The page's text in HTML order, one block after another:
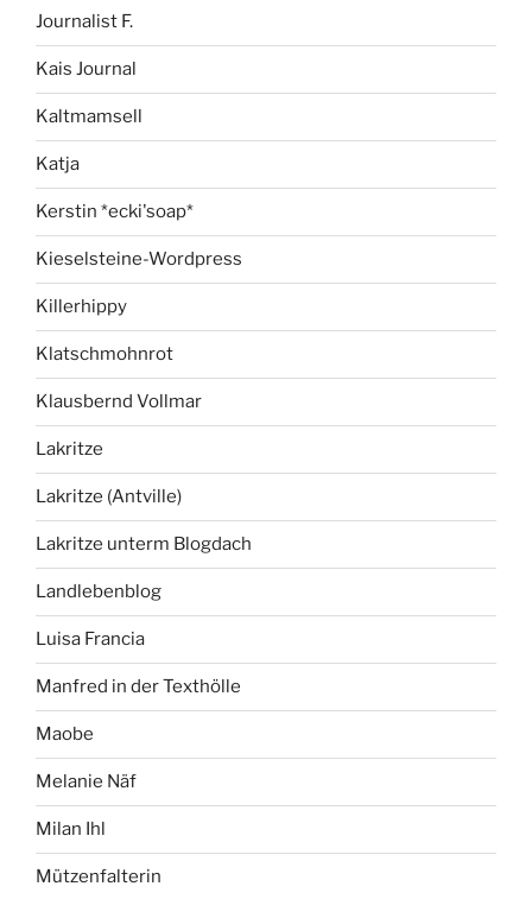
Journalist F.
Kais Journal
Kaltmamsell
Katja
Kerstin *ecki'soap*
Kieselsteine-Wordpress
Killerhippy
Klatschmohnrot
Klausbernd Vollmar
Lakritze
Lakritze (Antville)
Lakritze unterm Blogdach
Landlebenblog
Luisa Francia
Manfred in der Texthölle
Maobe
Melanie Näf
Milan Ihl
Mützenfalterin